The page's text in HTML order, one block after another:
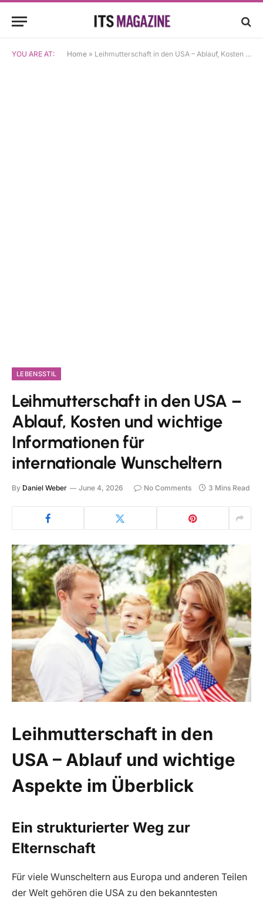
YOU ARE AT: Home » Leihmutterschaft in den USA – Ablauf, Kosten und wichtige Informationen für internationale Wunscheltern
LEBENSSTIL
Leihmutterschaft in den USA –
Ablauf, Kosten und wichtige
Informationen für
internationale Wunscheltern
By Daniel Weber June 4, 2026 No Comments 3 Mins Read
Leihmutterschaft in den
USA – Ablauf und wichtige
Aspekte im Überblick
Ein strukturierter Weg zur
Elternschaft
Für viele Wunscheltern aus Europa und anderen Teilen
der Welt gehören die USA zu den bekanntesten